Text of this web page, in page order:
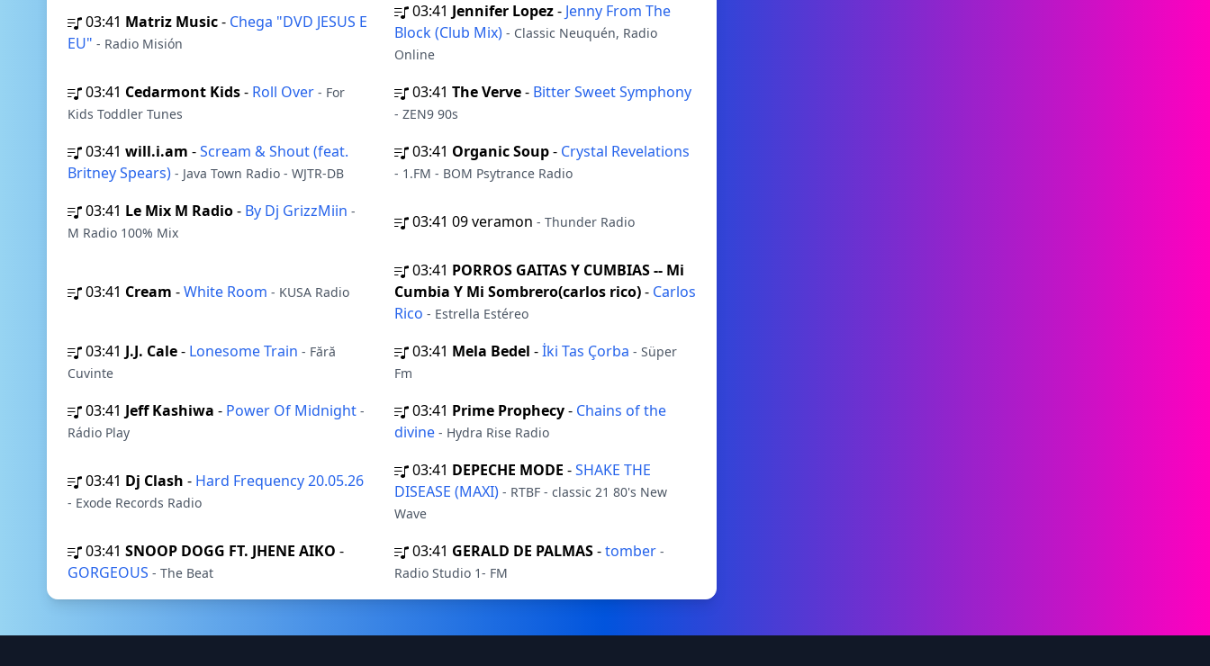
03:41 Matriz Music- Chega "DVD JESUS E
EU" - Radio Misión
03:41 Jennifer Lopez- Jenny From The
Block (Club Mix) - Classic Neuquén, Radio
Online
03:41 Cedarmont Kids- Roll Over - For
Kids Toddler Tunes
03:41 The Verve- Bitter Sweet Symphony
- ZEN9 90s
03:41 will.i.am -Scream & Shout (feat.
Britney Spears) - Java Town Radio - WJTR-DB
03:41 Organic Soup- Crystal Revelations
- 1.FM - BOM Psytrance Radio
03:41 Le Mix M Radio- By Dj GrizzMiin -
M Radio 100% Mix
03:41 09 veramon - Thunder Radio
03:41 Cream -White Room - KUSA Radio
03:41 PORROS GAITAS Y CUMBIAS -- Mi
Cumbia Y Mi Sombrero(carlos rico)- Carlos
Rico - Estrella Estéreo
03:41 J.J. Cale- Lonesome Train - Fără
Cuvinte
03:41 Mela Bedel -İki Tas Çorba - Süper
Fm
03:41 Jeff Kashiwa - Power Of Midnight -
Rádio Play
03:41 Prime Prophecy- Chains of the
divine - Hydra Rise Radio
03:41 Dj Clash - Hard Frequency 20.05.26
- Exode Records Radio
03:41 DEPECHE MODE -SHAKE THE
DISEASE (MAXI) - RTBF - classic 21 80's New
Wave
03:41 SNOOP DOGG FT. JHENE AIKO -
GORGEOUS - The Beat
03:41 GERALD DE PALMAS-tomber -
Radio Studio 1- FM